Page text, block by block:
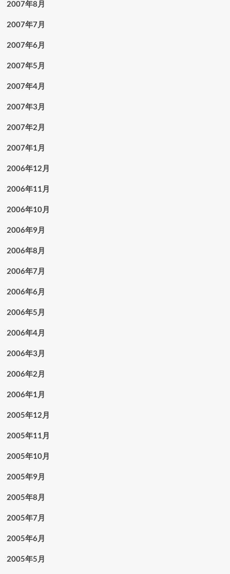
2007年8月
2007年7月
2007年6月
2007年5月
2007年4月
2007年3月
2007年2月
2007年1月
2006年12月
2006年11月
2006年10月
2006年9月
2006年8月
2006年7月
2006年6月
2006年5月
2006年4月
2006年3月
2006年2月
2006年1月
2005年12月
2005年11月
2005年10月
2005年9月
2005年8月
2005年7月
2005年6月
2005年5月